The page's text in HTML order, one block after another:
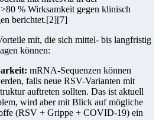
% Wirksamkeit gegen klinisch
berichtet.[2][7]
mit, die sich mittel- bis langfristig
können:
mRNA-Sequenzen können
falls neue RSV-Varianten mit
auftreten sollten. Das ist aktuell
wird aber mit Blick auf mögliche
(RSV + Grippe + COVID‑19) ein